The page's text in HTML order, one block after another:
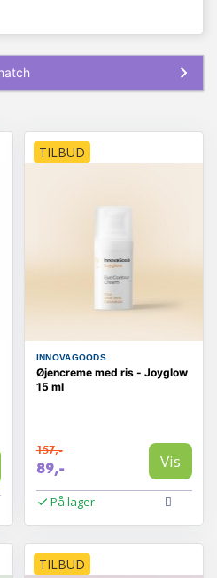
TILBUD
INNOVAGOODS
Øjencreme med ris - Joyglow
15 ml
157,-
89,- Vis
På lager
TILBUD